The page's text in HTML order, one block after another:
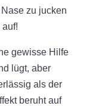
zu jucken
gewisse Hilfe
lügt, aber
als der
beruht auf